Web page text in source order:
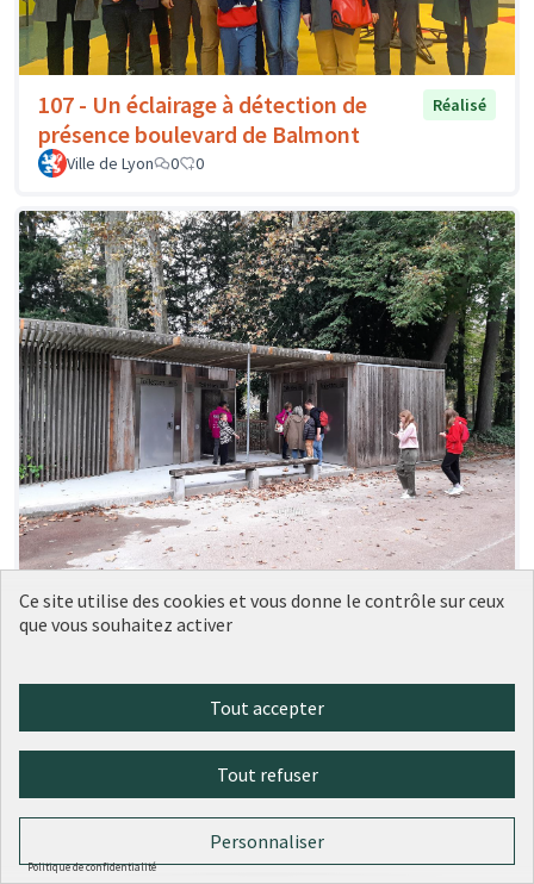
107 - Un éclairage à détection de
présence boulevard de Balmont
Réalisé
Ville de Lyon 0 0
162 - Espaces sanitaires équipés pour
les bébés
Réalisé
Ce site utilise des cookies et vous donne le contrôle sur ceux
que vous souhaitez activer
Tout accepter
Tout refuser
Personnaliser
Politique de confidentialité